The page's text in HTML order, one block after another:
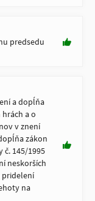
predsedu
a dopĺňa
hrách a o
v znení
zákon
č. 145/1995
neskorších
pridelení
na